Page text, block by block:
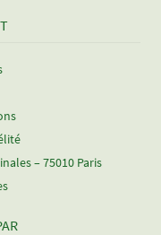
– 75010 Paris